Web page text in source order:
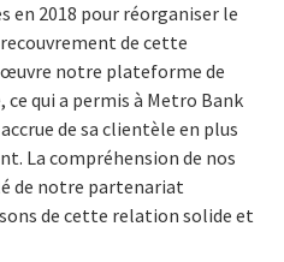
en 2018 pour réorganiser le
de cette
œuvre notre plateforme de
qui a permis à Metro Bank
de sa clientèle en plus
La compréhension de nos
de notre partenariat
de cette relation solide et